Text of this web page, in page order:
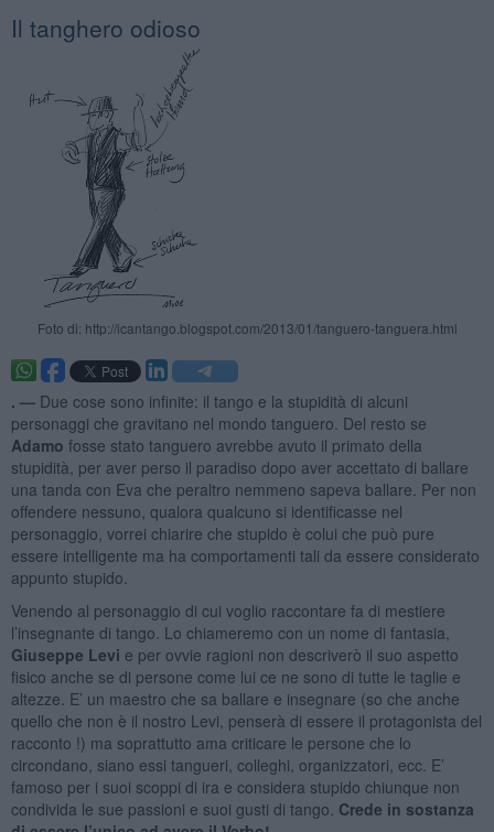
Il tanghero odioso
Foto di: http://icantango.blogspot.com/2013/01/tanguero-tanguera.html
. — Due cose sono infinite: il tango e la stupidità di alcuni
personaggi che gravitano nel mondo tanguero. Del resto se
Adamo fosse stato tanguero avrebbe avuto il primato della
stupidità, per aver perso il paradiso dopo aver accettato di ballare
una tanda con Eva che peraltro nemmeno sapeva ballare. Per non
offendere nessuno, qualora qualcuno si identificasse nel
personaggio, vorrei chiarire che stupido è colui che può pure
essere intelligente ma ha comportamenti tali da essere considerato
appunto stupido.
Venendo al personaggio di cui voglio raccontare fa di mestiere
l’insegnante di tango. Lo chiameremo con un nome di fantasia,
Giuseppe Levi e per ovvie ragioni non descriverò il suo aspetto
fisico anche se di persone come lui ce ne sono di tutte le taglie e
altezze. E’ un maestro che sa ballare e insegnare (so che anche
quello che non è il nostro Levi, penserà di essere il protagonista del
racconto !) ma soprattutto ama criticare le persone che lo
circondano, siano essi tangueri, colleghi, organizzatori, ecc. E’
famoso per i suoi scoppi di ira e considera stupido chiunque non
condivida le sue passioni e suoi gusti di tango. Crede in sostanza